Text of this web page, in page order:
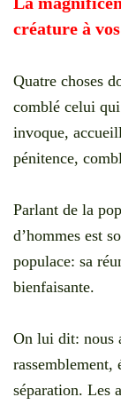
créature à
Quatre choses
comblé celui
invoque,
pénitence,
Parlant de la
d’hommes est
populace: sa
bienfaisante.
On lui dit: nous
rassemblement,
séparation. Les